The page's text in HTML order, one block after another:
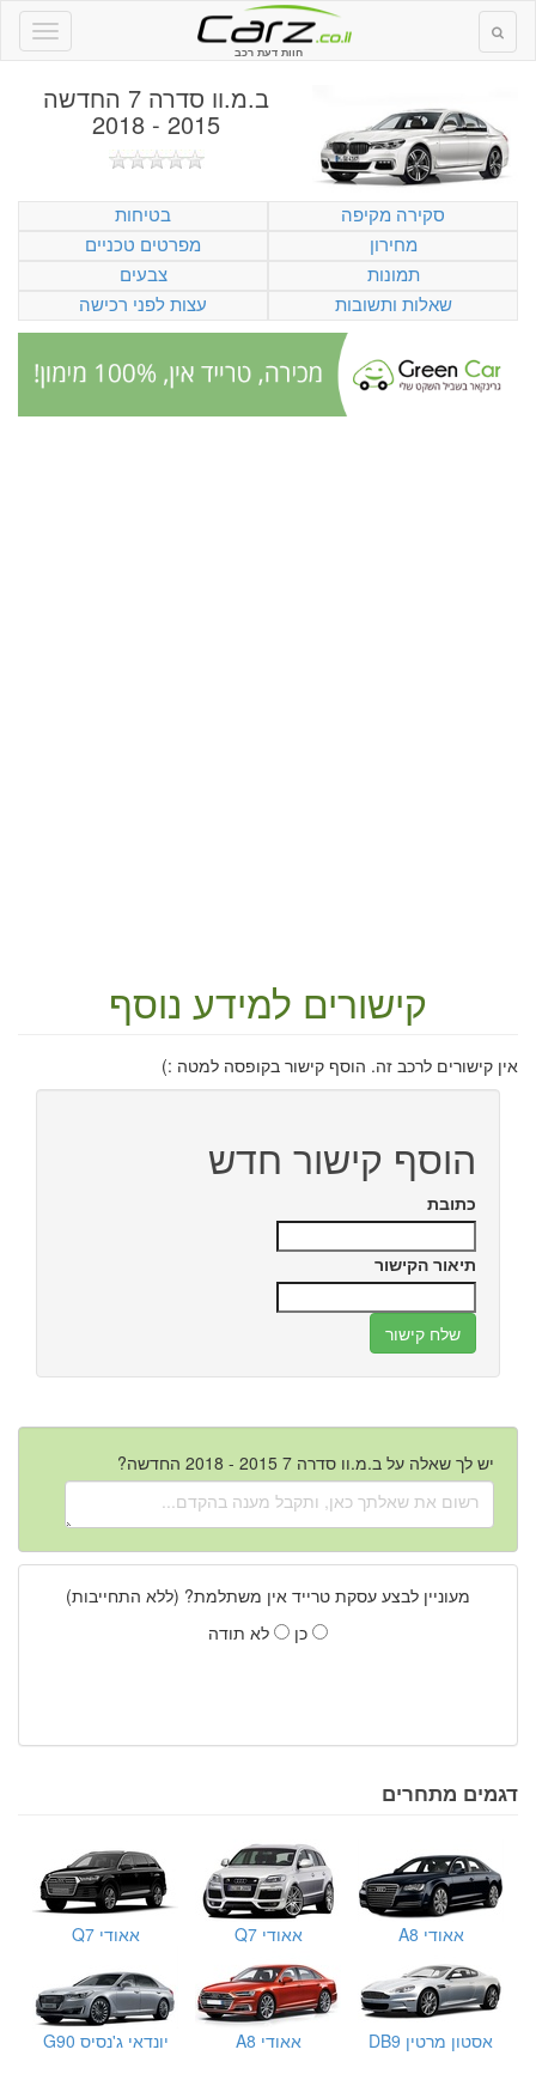
חוות דעת רכב
ב.מ.וו סדרה 7 החדשה
2015 - 2018
סקירה מקיפה
בטיחות
מחירון
מפרטים טכניים
תמונות
צבעים
שאלות ותשובות
עצות לפני רכישה
קישורים למידע נוסף
אין קישורים לרכב זה. הוסף קישור בקופסה למטה :)
הוסף קישור חדש
כתובת
תיאור הקישור
יש לך שאלה על ב.מ.וו סדרה 7 2015 - 2018 החדשה?
מעוניין לבצע עסקת טרייד אין משתלמת? (ללא התחייבות)
כן
לא תודה
דגמים מתחרים
אאודי A8 אאודי Q7 אאודי Q7
אסטון מרטין DB9 אאודי A8 יונדאי ג'נסיס G90